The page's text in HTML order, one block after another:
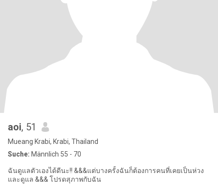
aoi, 51
Mueang Krabi, Krabi, Thailand
Suche: Männlich 55 - 70
ฉันดูแลตัวเองได้ดีนะ!! &&&แต่บางครั้งฉันก็ต้องการคนที่เคยเป็นห่วง
และดูแล &&& โปรดสุภาพกับฉัน